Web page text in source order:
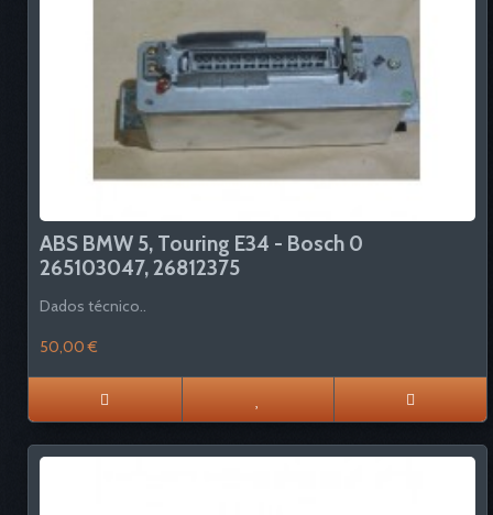
ABS BMW 5, Touring E34 - Bosch 0
265103047, 26812375
Dados técnico..
50,00 €